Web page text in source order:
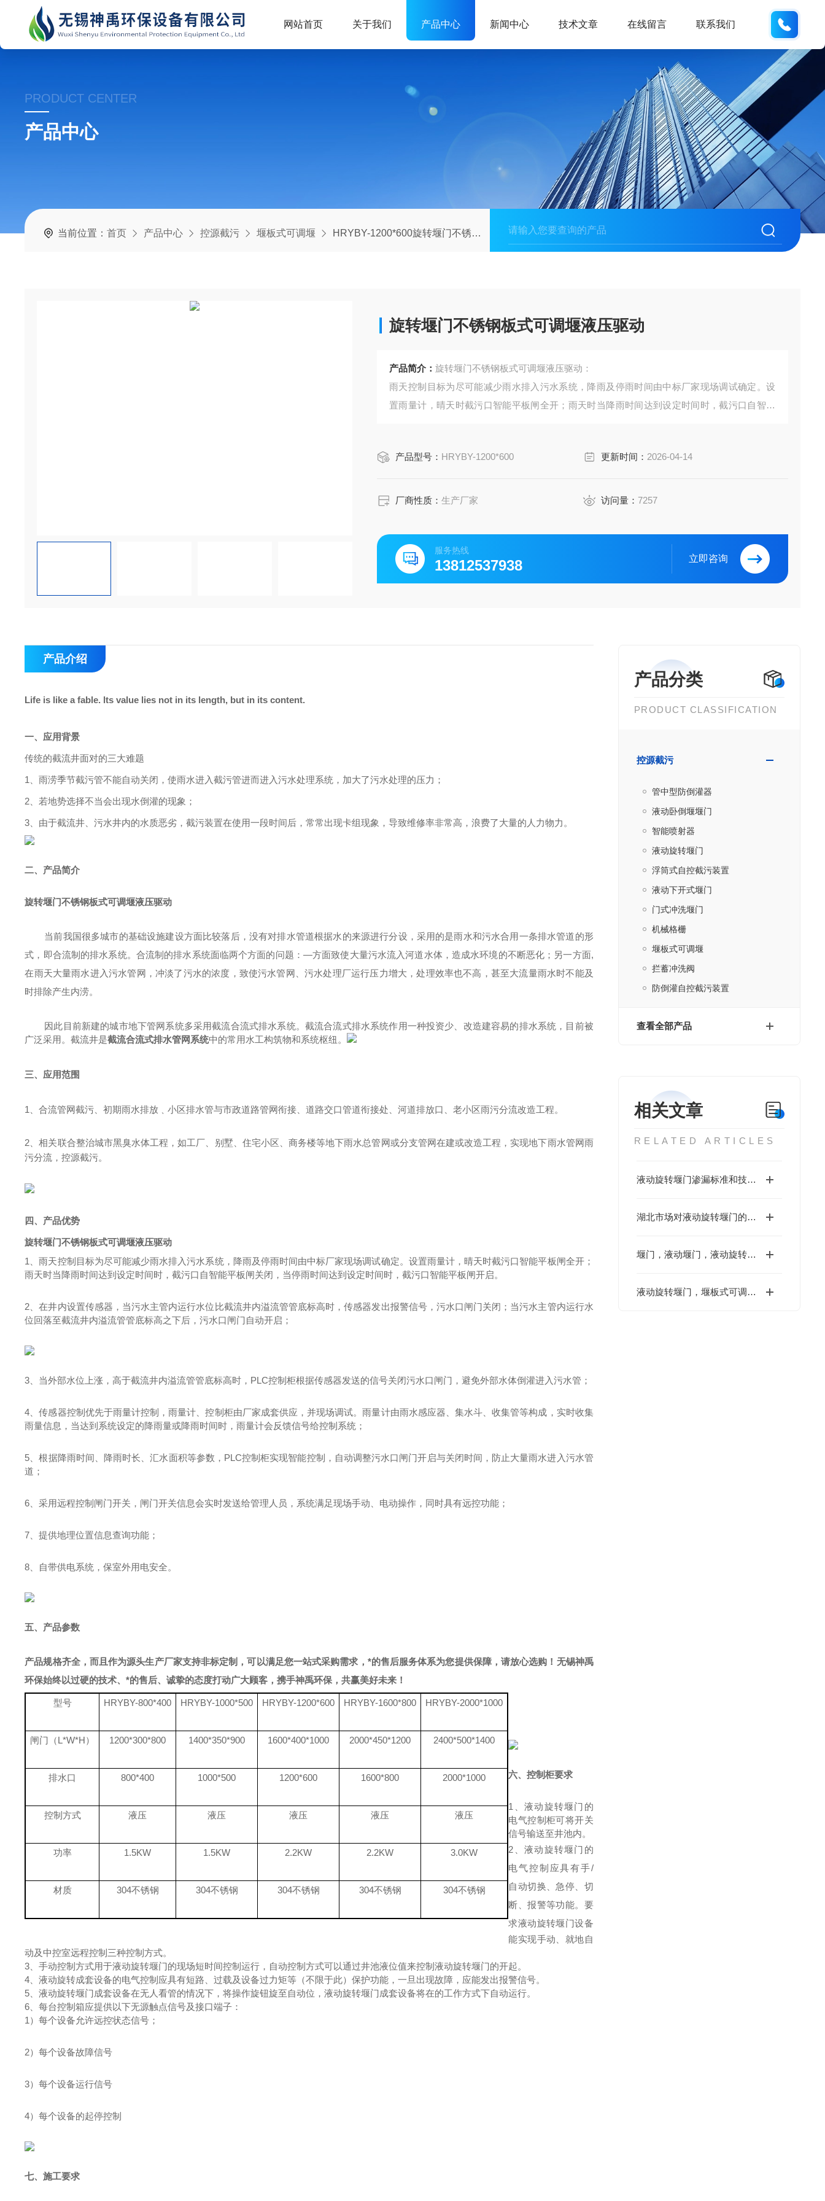
网站首页 关于我们 产品中心 新闻中心 技术文章 在线留言 联系我们
PRODUCT CENTER
产品中心
当前位置：首页 产品中心 控源截污 堰板式可调堰 HRYBY-1200*600旋转堰门不锈钢板式可调堰液压驱动
旋转堰门不锈钢板式可调堰液压驱动
产品简介：旋转堰门不锈钢板式可调堰液压驱动：
雨天控制目标为尽可能减少雨水排入污水系统，降雨及停雨时间由中标厂家现场调试确定。设
置雨量计，晴天时截污口智能平板闸全开；雨天时当降雨时间达到设定时间时，截污口自智能
产品型号： HRYBY-1200*600 更新时间： 2026-04-14
厂商性质：生产厂家 访问量： 7257
服务热线
13812537938 立即咨询
产品分类
PRODUCT CLASSIFICATION
控源截污
管中型防倒灌器
液动卧倒堰堰门
智能喷射器
液动旋转堰门
浮筒式自控截污装置
液动下开式堰门
门式冲洗堰门
机械格栅
堰板式可调堰
拦蓄冲洗阀
防倒灌自控截污装置
查看全部产品
相关文章
RELATED ARTICLES
液动旋转堰门渗漏标准和技术要求
湖北市场对液动旋转堰门的技术规范
堰门，液动堰门，液动旋转堰门技术说明
液动旋转堰门，堰板式可调堰技术交底
产品介绍
Life is like a fable. lts value lies not in its length, but in its content.
一、应用背景
传统的截流井面对的三大难题
1、雨涝季节截污管不能自动关闭，使雨水进入截污管进而进入污水处理系统，加大了污水处理的压力；
2、若地势选择不当会出现水倒灌的现象；
3、由于截流井、污水井内的水质恶劣，截污装置在使用一段时间后，常常出现卡组现象，导致维修率非常高，浪费了大量的人力物力。
二、产品简介
旋转堰门不锈钢板式可调堰液压驱动
当前我国很多城市的基础设施建设方面比较落后，没有对排水管道根据水的来源进行分设，采用的是雨水和污水合用一条排水管道的形
式，即合流制的排水系统。合流制的排水系统面临两个方面的问题： —方面致使大量污水流入河道水体，造成水环境的不断恶化；另一方面,
在雨天大量雨水进入污水管网，冲淡了污水的浓度，致使污水管网、污水处理厂运行压力增大，处理效率也不高，甚至大流量雨水时不能及
时排除产生内涝。
因此目前新建的城市地下管网系统多采用截流合流式排水系统。截流合流式排水系统作用一种投资少、改造建容易的排水系统，目前被
广泛采用。截流井是截流合流式排水管网系统中的常用水工构筑物和系统枢纽。
三、 应用范围
1、合流管网截污、初期雨水排放﹑小区排水管与市政道路管网衔接、道路交口管道衔接处、河道排放口、老小区雨污分流改造工程。
2、相关联合整治城市黑臭水体工程，如工厂、别墅、住宅小区、商务楼等地下雨水总管网或分支管网在建或改造工程，实现地下雨水管网雨
污分流，控源截污。
四、产品优势
旋转堰门不锈钢板式可调堰液压驱动
1、雨天控制目标为尽可能减少雨水排入污水系统，降雨及停雨时间由中标厂家现场调试确定。设置雨量计，晴天时截污口智能平板闸全开；
雨天时当降雨时间达到设定时间时，截污口自智能平板闸关闭，当停雨时间达到设定时间时，截污口智能平板闸开启。
2、在井内设置传感器，当污水主管内运行水位比截流井内溢流管管底标高时，传感器发出报警信号，污水口闸门关闭；当污水主管内运行水
位回落至截流井内溢流管管底标高之下后，污水口闸门自动开启；
3、当外部水位上涨，高于截流井内溢流管管底标高时，PLC控制柜根据传感器发送的信号关闭污水口闸门，避免外部水体倒灌进入污水管；
4、传感器控制优先于雨量计控制，雨量计、控制柜由厂家成套供应，并现场调试。雨量计由雨水感应器、集水斗、收集管等构成，实时收集
雨量信息，当达到系统设定的降雨量或降雨时间时，雨量计会反馈信号给控制系统；
5、根据降雨时间、降雨时长、汇水面积等参数，PLC控制柜实现智能控制，自动调整污水口闸门开启与关闭时间，防止大量雨水进入污水管
道；
6、采用远程控制闸门开关，闸门开关信息会实时发送给管理人员，系统满足现场手动、电动操作，同时具有远控功能；
7、提供地理位置信息查询功能；
8、自带供电系统，保室外用电安全。
五、产品参数
产品规格齐全，而且作为源头生产厂家支持非标定制，可以满足您一站式采购需求，*的售后服务体系为您提供保障，请放心选购！ 无锡神禹
环保始终以过硬的技术、*的售后、诚挚的态度打动广大顾客，携手神禹环保，共赢美好未来！
型号 HRYBY-800*400 HRYBY-1000*500 HRYBY-1200*600 HRYBY-1600*800 HRYBY-2000*1000
闸门（L*W*H） 1200*300*800 1400*350*900 1600*400*1000 2000*450*1200 2400*500*1400
排水口 800*400 1000*500 1200*600 1600*800 2000*1000
控制方式 液压 液压 液压 液压 液压
功率 1.5KW 1.5KW 2.2KW 2.2KW 3.0KW
材质 304不锈钢 304不锈钢 304不锈钢 304不锈钢 304不锈钢
六、控制柜要求
1、 液动旋转堰门 的
电气控制柜可将开关
信号输送至井池内。
2、 液动旋转堰门 的
电气控制应具有手/
自动切换、急停、切
断、报警等功能。要
求液动旋转堰门设备
能实现手动、就地自
动及中控室远程控制三种控制方式。
3、手动控制方式用于液动旋转堰门的现场短时间控制运行，自动控制方式可以通过井池液位值来控制液动旋转堰门的开起。
4、液动旋转成套设备的电气控制应具有短路、过载及设备过力矩等（不限于此）保护功能，一旦出现故障，应能发出报警信号。
5、液动旋转堰门成套设备在无人看管的情况下，将操作旋钮旋至自动位，液动旋转堰门成套设备将在的工作方式下自动运行。
6、每台控制箱应提供以下无源触点信号及接口端子：
1）每个设备允许远控状态信号；
2）每个设备故障信号
3）每个设备运行信号
4）每个设备的起停控制
七、施工要求